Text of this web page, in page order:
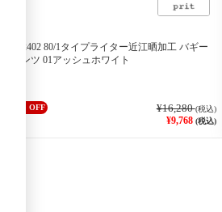
40% OFF
P72402 80/1タイプライター近江晒加工 バギー
パンツ 01アッシュホワイト
¥16,280(税込)
¥9,768 (税込)